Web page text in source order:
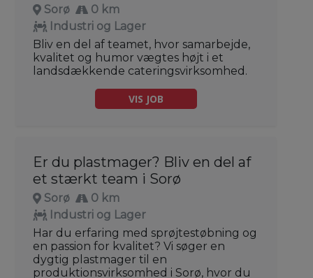
Sorø
0 km
Industri og Lager
Bliv en del af teamet, hvor samarbejde,
kvalitet og humor vægtes højt i et
landsdækkende cateringsvirksomhed.
VIS JOB
Er du plastmager? Bliv en del af
et stærkt team i Sorø
Sorø
0 km
Industri og Lager
Har du erfaring med sprøjtestøbning og
en passion for kvalitet? Vi søger en
dygtig plastmager til en
produktionsvirksomhed i Sorø, hvor du